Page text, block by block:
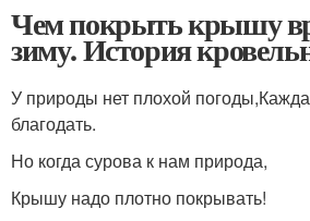
Чем покрыть крышу
зиму. История
У природы нет плохой
благодать.
Но когда сурова к нам природа,
Крышу надо плотно покрывать!